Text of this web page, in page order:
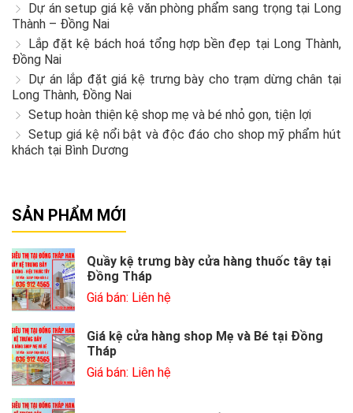
Dự án setup giá kệ văn phòng phẩm sang trọng tại Long
Thành – Đồng Nai
Lắp đặt kệ bách hoá tổng hợp bền đẹp tại Long Thành,
Đồng Nai
Dự án lắp đặt giá kệ trưng bày cho trạm dừng chân tại
Long Thành, Đồng Nai
Setup hoàn thiện kệ shop mẹ và bé nhỏ gọn, tiện lợi
Setup giá kệ nổi bật và độc đáo cho shop mỹ phẩm hút
khách tại Bình Dương
SẢN PHẨM MỚI
Quầy kệ trưng bày cửa hàng thuốc tây tại
Đồng Tháp
Giá bán: Liên hệ
Giá kệ cửa hàng shop Mẹ và Bé tại Đồng
Tháp
Giá bán: Liên hệ